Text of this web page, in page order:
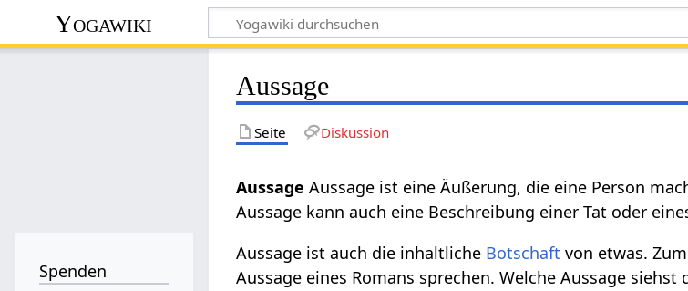
Yogawiki
Aussage
Seite Diskussion
Aussage‏‎Aussage ist eine Äußerung, die eine Person
Aussage kann auch eine Beschreibung einer Tat oder
Aussage ist auch die inhaltliche Botschaft von etwas.
Aussage eines Romans sprechen. Welche Aussage siehst
Spenden